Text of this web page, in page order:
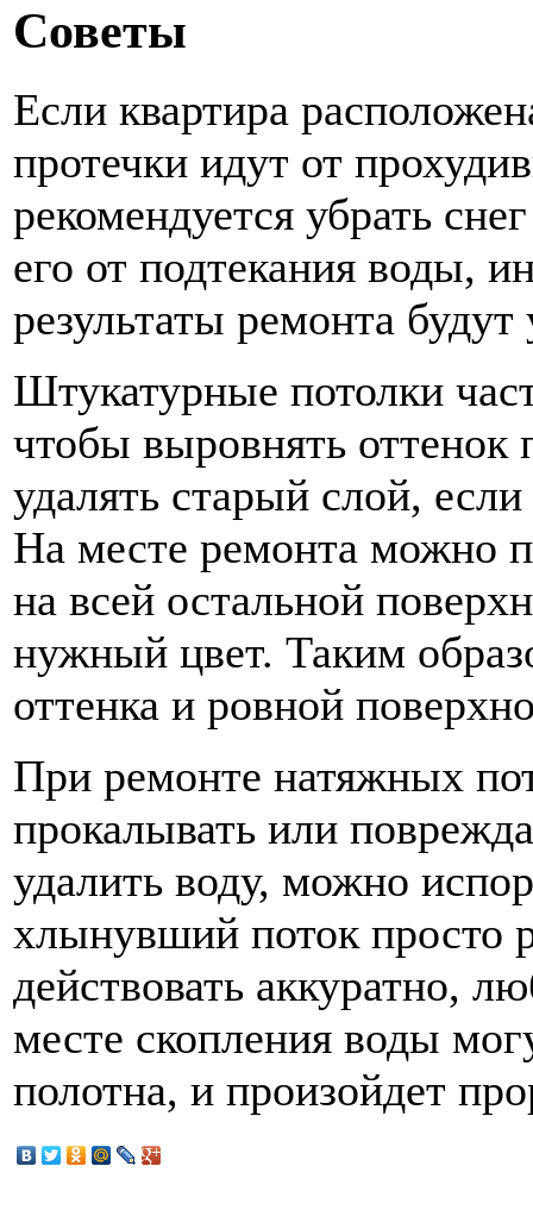
Советы
Если квартира
протечки идут от
рекомендуется убрать
его от подтекания воды,
результаты ремонта
Штукатурные потолки
чтобы выровнять оттенок
удалять старый слой,
На месте ремонта можно
на всей остальной
нужный цвет. Таким
оттенка и ровной
При ремонте натяжных
прокалывать или
удалить воду, можно
хлынувший поток просто
действовать аккуратно,
месте скопления воды
полотна, и произойдет